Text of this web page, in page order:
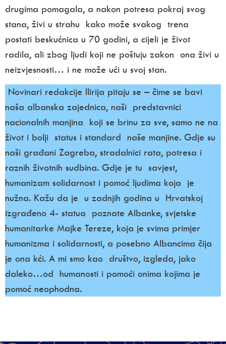
drugima pomagala, a nakon potresa pokraj svog
stana, živi u strahu kako može svakog trena
postati beskućnica u 70 godini, a cijeli je život
radila, ali zbog ljudi koji ne poštuju zakon ona živi u
neizvjesnosti… i ne može ući u svoj stan.
Novinari redakcije Ilirija pitaju se – čime se bavi
naša albanska zajednica, naši predstavnici
nacionalnih manjina koji se brinu za sve, samo ne na
život i bolji status i standard naše manjine. Gdje su
naši građani Zagreba, stradalnici rata, potresa i
raznih životnih sudbina. Gdje je tu savjest,
humanizam solidarnost i pomoć ljudima koja je
nužna. Kažu da je u zadnjih godina u Hrvatskoj
izgrađeno 4- statua poznate Albanke, svjetske
humanitarke Majke Tereze, koja je svima primjer
humanizma i solidarnosti, a posebno Albancima čija
je ona kći. A mi smo kao društvo, izgleda, jako
daleko…od humanosti i pomoći onima kojima je
pomoć neophodna.